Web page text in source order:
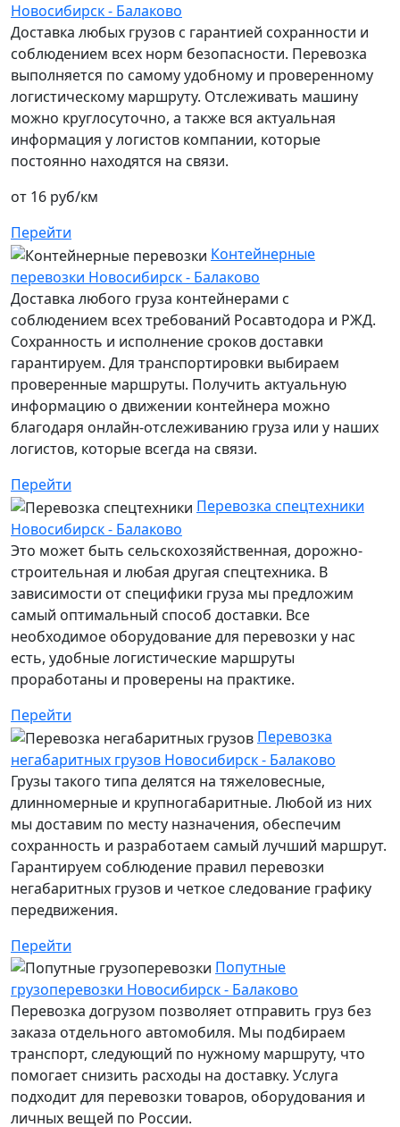
Новосибирск - Балаково
Доставка любых грузов с гарантией сохранности и
соблюдением всех норм безопасности. Перевозка
выполняется по самому удобному и проверенному
логистическому маршруту. Отслеживать машину
можно круглосуточно, а также вся актуальная
информация у логистов компании, которые
постоянно находятся на связи.
от 16 руб/км
Перейти
Контейнерные
перевозки Новосибирск - Балаково
Доставка любого груза контейнерами с
соблюдением всех требований Росавтодора и РЖД.
Сохранность и исполнение сроков доставки
гарантируем. Для транспортировки выбираем
проверенные маршруты. Получить актуальную
информацию о движении контейнера можно
благодаря онлайн-отслеживанию груза или у наших
логистов, которые всегда на связи.
Перейти
Перевозка спецтехники
Новосибирск - Балаково
Это может быть сельскохозяйственная, дорожно-
строительная и любая другая спецтехника. В
зависимости от специфики груза мы предложим
самый оптимальный способ доставки. Все
необходимое оборудование для перевозки у нас
есть, удобные логистические маршруты
проработаны и проверены на практике.
Перейти
Перевозка
негабаритных грузов Новосибирск - Балаково
Грузы такого типа делятся на тяжеловесные,
длинномерные и крупногабаритные. Любой из них
мы доставим по месту назначения, обеспечим
сохранность и разработаем самый лучший маршрут.
Гарантируем соблюдение правил перевозки
негабаритных грузов и четкое следование графику
передвижения.
Перейти
Попутные
грузоперевозки Новосибирск - Балаково
Перевозка догрузом позволяет отправить груз без
заказа отдельного автомобиля. Мы подбираем
транспорт, следующий по нужному маршруту, что
помогает снизить расходы на доставку. Услуга
подходит для перевозки товаров, оборудования и
личных вещей по России.